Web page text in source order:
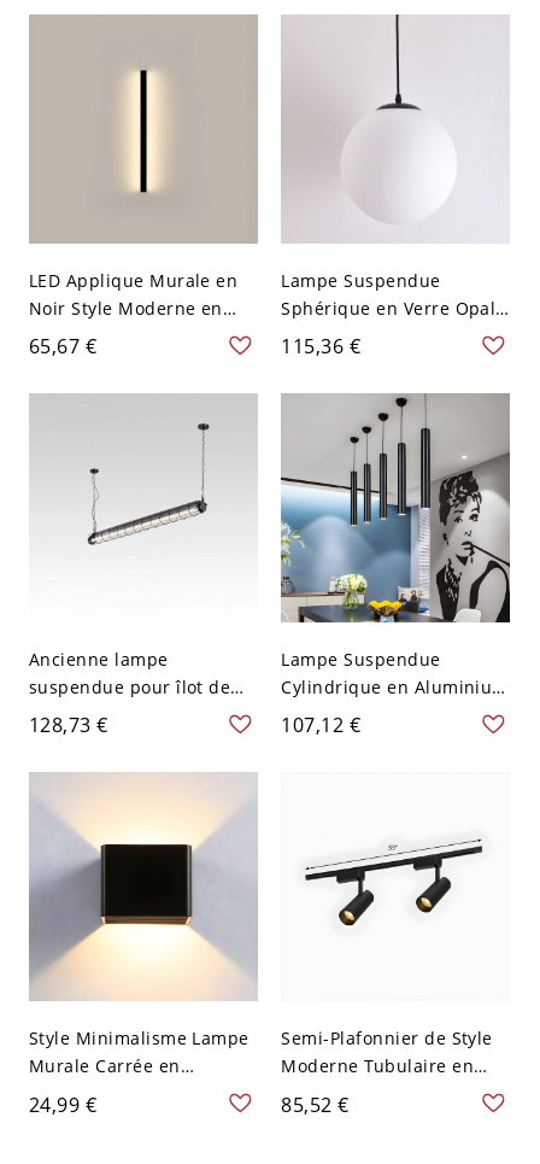
Noir Blanc 40,64 cm
LED Applique Murale en
Noir Style Moderne en
Forme de Ligne Lampe
Murale en Métal - 110 V-
120 V 50,8 cm Chaud
65,67 €
Lampe Suspendue
Sphérique en Verre Opale
Dépoli à 1 Tête
Suspension avec Tige
Suspendue Noire en
Métal - 110 V-120 V Noir
15,24 cm
115,36 €
Ancienne lampe
suspendue pour îlot de
cuisine avec abat-jour en
longueur de suspension
lumière chaude, 18w
128,73 €
Lampe Suspendue
Cylindrique en Aluminium
Noire Simpliste avec LED
107,12 €
Style Minimalisme Lampe
Murale Carrée en
Acrylique Applique
Murale Intérieure à 1
24,99 €
Semi-Plafonnier de Style
Moderne Tubulaire en
Métal Éclairage sur Rail
pour Bureau - 110 V-120 V
85,52 €